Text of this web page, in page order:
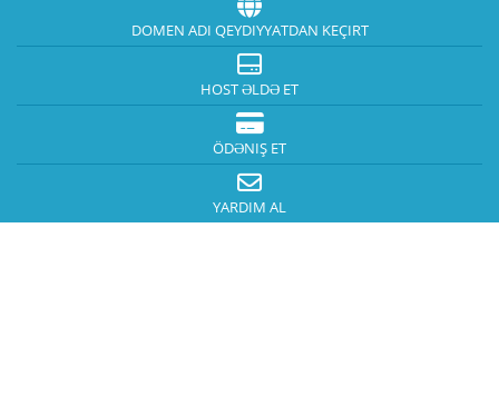
DOMEN ADI QEYDIYYATDAN KEÇIRT
HOST ƏLDƏ ET
ÖDƏNIŞ ET
YARDIM AL